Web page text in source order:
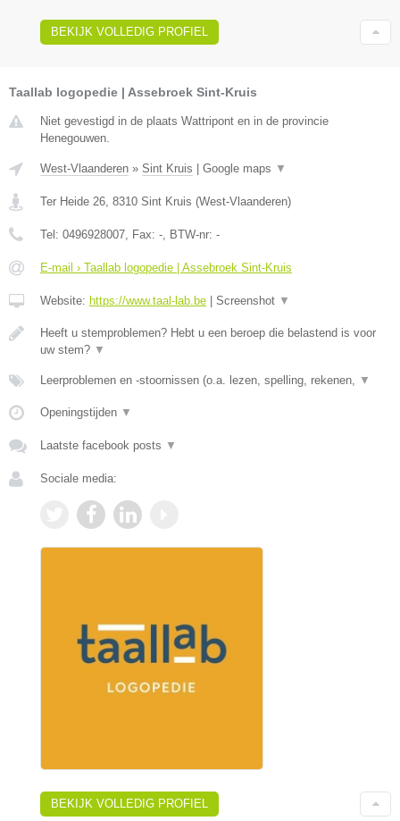
BEKIJK VOLLEDIG PROFIEL
Taallab logopedie | Assebroek Sint-Kruis
Niet gevestigd in de plaats Wattripont en in de provincie
Henegouwen.
West-Vlaanderen » Sint Kruis | Google maps ▼
Ter Heide 26 8310 Sint Kruis (West-Vlaanderen)
Tel: 0496928007 , Fax: - , BTW-nr: -
E-mail › Taallab logopedie | Assebroek Sint-Kruis
Website: https://www.taal-lab.be | Screenshot ▼
Heeft u stemproblemen? Hebt u een beroep die belastend is voor
uw stem? ▼
Leerproblemen en -stoornissen (o.a. lezen, spelling, rekenen, ▼
Openingstijden ▼
Laatste facebook posts ▼
Sociale media:
BEKIJK VOLLEDIG PROFIEL